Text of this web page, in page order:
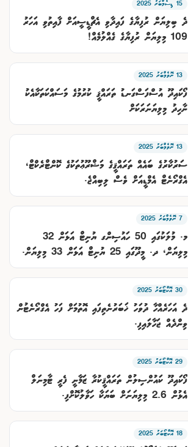
15 ޑިސެމްބަރު 2025
ދެ ބިލިޔަން ރުފިޔާގެ ފައިދާވި އެޗްޑީސީއަށް ފާއިތުވި އަހަރު
109 މިލިޔަން ރުފިޔާގެ ގެއްލުމެއް!
13 ނޮވެމްބަރު 2025
ފޯކައިދޫ އުސްފަސްގަނޑު ތަރައްޤީ ކުރުމުގެ މަސައްކަތަކާއެކު
ނާހިދު މިލިޔަނަރަކަށް
13 ނޮވެމްބަރު 2025
ސަރުކާރުގެ ބައެއް ތަރައްޤީގެ މަޝްރޫޢުތަކުގެ ކޮންޓްރެކްޓް،
އެގްރޯނެޓް އެމްޑީއަށް ވެސް ލިބިއްޖެ.
7 ނޮވެމްބަރު 2025
މ. މުލަކުގައި 50 ހައުސިންގ ޔުނިޓް އަޅަން 32
މިލިޔަން، ދ. މީދޫގައި 25 ޔުނިޓް އަޅަން 33 މިލިޔަން.
30 އޮކްޓޯބަރު 2025
ދެ އަހަރެއްހާ ދުވަހު ޚަބަރުނެތިފައި އޮތުމަށް ފަހު އެގްރޯނެޓުން
ވިންދެއް ޖަހާލައިފި.
29 އޮކްޓޯބަރު 2025
ފޯކައިދޫ ކައުންސިލުން ތަރައްޤީކުރާ ޒަމާނީ ފެރީ ޓާމިނަލް
އެޅުން 2.6 މިލިޔަނަށް ބަޔަކާ ހަވާލުކޮށްފި.
18 އޮކްޓޯބަރު 2025